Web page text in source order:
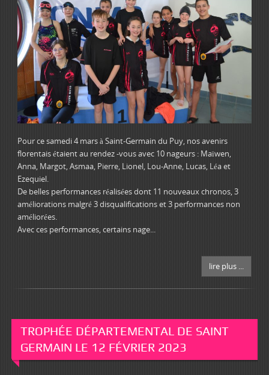
Pour ce samedi 4 mars à Saint-Germain du Puy, nos avenirs
florentais étaient au rendez -vous avec 10 nageurs : Maïwen,
Anna, Margot, Asmaa, Pierre, Lionel, Lou-Anne, Lucas, Léa et
Ezequiel.
De belles performances réalisées dont 11 nouveaux chronos, 3
améliorations malgré 3 disqualifications et 3 performances non
améliorées.
Avec ces performances, certains nage...
lire plus ...
TROPHÉE DÉPARTEMENTAL DE SAINT
GERMAIN LE 12 FÉVRIER 2023